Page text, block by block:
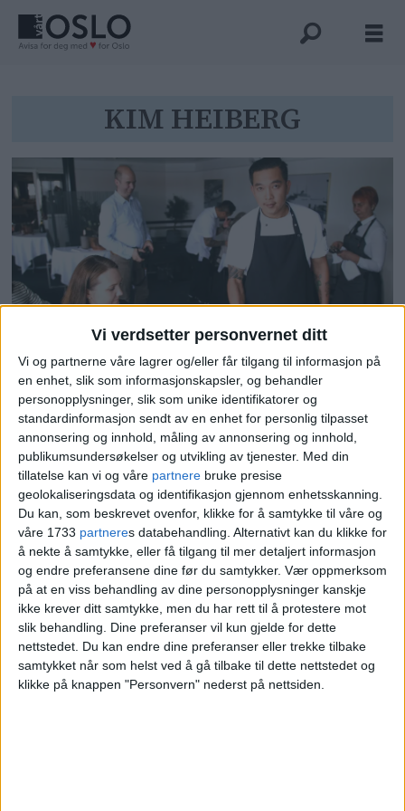
Vi verdsetter personvernet ditt
Vi og partnerne våre lagrer og/eller får tilgang til informasjon på
en enhet, slik som informasjonskapsler, og behandler
personopplysninger, slik som unike identifikatorer og
standardinformasjon sendt av en enhet for personlig tilpasset
annonsering og innhold, måling av annonsering og innhold,
publikumsundersøkelser og utvikling av tjenester. Med din
tillatelse kan vi og våre partnere bruke presise
geolokaliseringsdata og identifikasjon gjennom enhetsskanning.
Du kan, som beskrevet ovenfor, klikke for å samtykke til våre og
våre 1733 partneres databehandling. Alternativt kan du klikke for
å nekte å samtykke, eller få tilgang til mer detaljert informasjon
og endre preferansene dine før du samtykker. Vær oppmerksom
på at en viss behandling av dine personopplysninger kanskje
ikke krever ditt samtykke, men du har rett til å protestere mot
slik behandling. Dine preferanser vil kun gjelde for dette
nettstedet. Du kan endre dine preferanser eller trekke tilbake
samtykket når som helst ved å gå tilbake til dette nettstedet og
klikke på knappen "Personvern" nederst på nettsiden.
kim
heiberg
KIM HEIBERG
Oppgraderingen av
danskebåtene ga
passasjerrekord
De nye eierne har pusset
opp «danskebåtene» for
275 millioner kroner: Dette